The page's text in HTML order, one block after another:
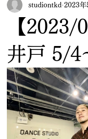
【
井戸 5/4
studiontkd 2023年